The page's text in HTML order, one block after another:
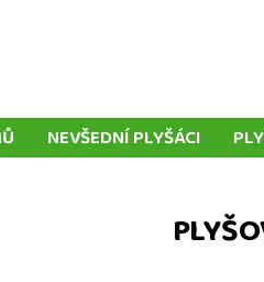
NEVŠEDNÍ PLYŠÁCI